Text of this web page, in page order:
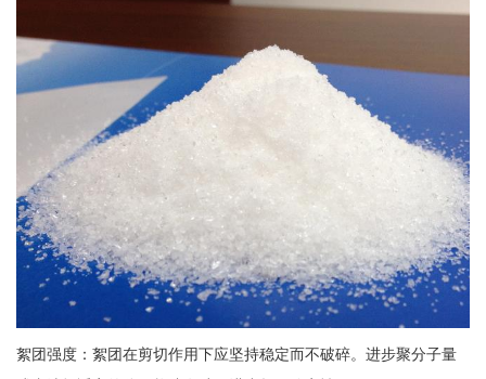
絮团强度：絮团在剪切作用下应坚持稳定而不破碎。进步聚分子量